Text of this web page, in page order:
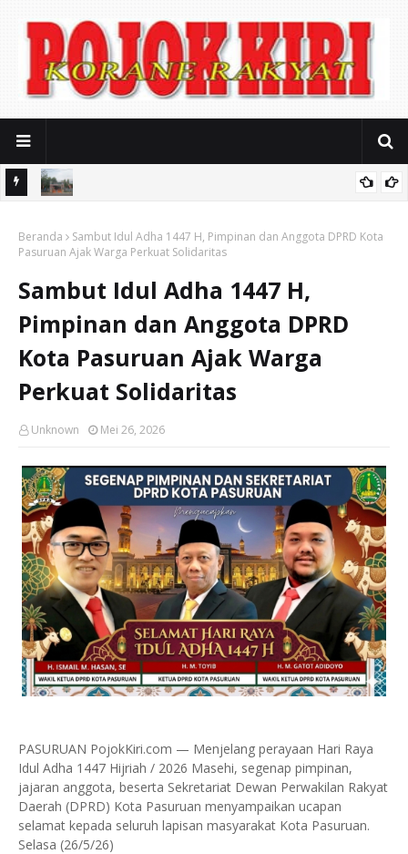
Seragam Mahal dan Iuran Komite
Beranda
Sambut Idul Adha 1447 H, Pimpinan dan Anggota DPRD Kota
Pasuruan Ajak Warga Perkuat Solidaritas
Sambut Idul Adha 1447 H,
Pimpinan dan Anggota DPRD
Kota Pasuruan Ajak Warga
Perkuat Solidaritas
Unknown Mei 26, 2026
PASURUAN PojokKiri.com — Menjelang perayaan Hari Raya
Idul Adha 1447 Hijriah / 2026 Masehi, segenap pimpinan,
jajaran anggota, beserta Sekretariat Dewan Perwakilan Rakyat
Daerah (DPRD) Kota Pasuruan menyampaikan ucapan
selamat kepada seluruh lapisan masyarakat Kota Pasuruan.
Selasa (26/5/26)